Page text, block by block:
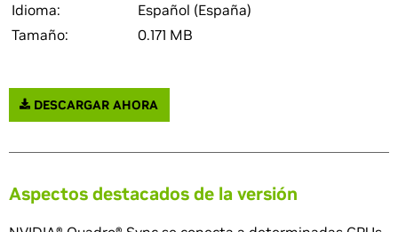
Idioma:
Español (España)
Tamaño:
0.171 MB
DESCARGAR AHORA
Aspectos destacados de la versión